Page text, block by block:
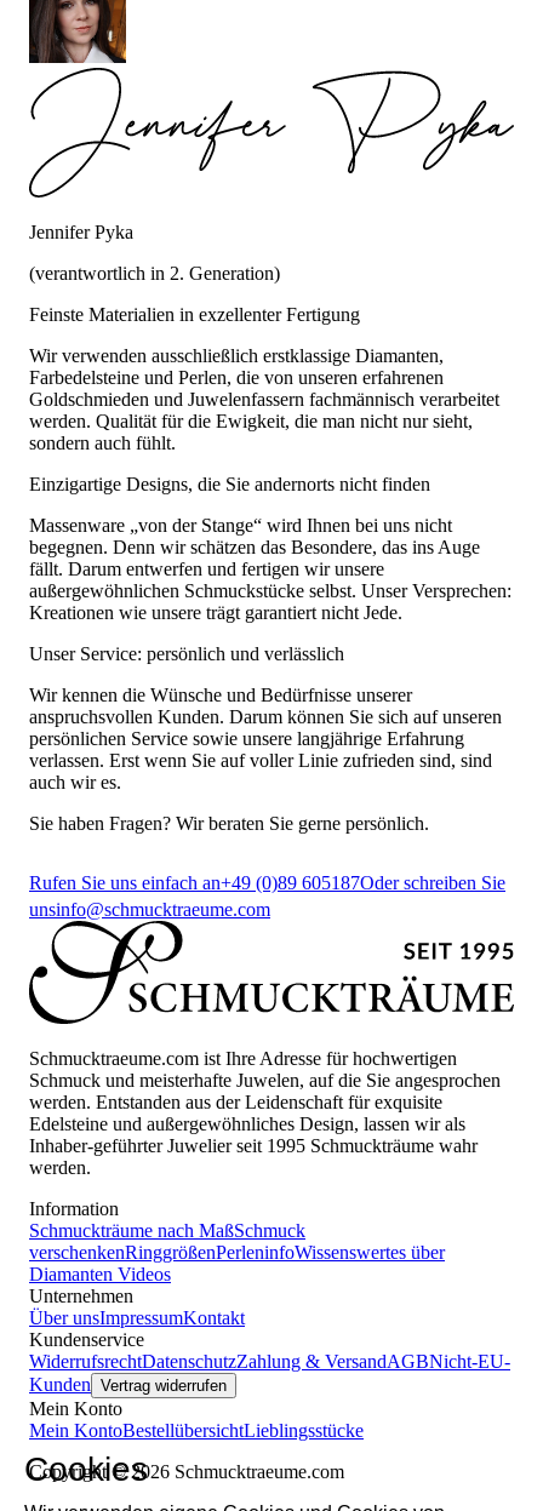
Jennifer Pyka
(verantwortlich in 2. Generation)
Feinste Materialien in exzellenter Fertigung
Wir verwenden ausschließlich erstklassige Diamanten,
Farbedelsteine und Perlen, die von unseren erfahrenen
Goldschmieden und Juwelenfassern fachmännisch verarbeitet
werden. Qualität für die Ewigkeit, die man nicht nur sieht,
sondern auch fühlt.
Einzigartige Designs, die Sie andernorts nicht finden
Massenware „von der Stange“ wird Ihnen bei uns nicht
begegnen. Denn wir schätzen das Besondere, das ins Auge
fällt. Darum entwerfen und fertigen wir unsere
außergewöhnlichen Schmuckstücke selbst. Unser Versprechen:
Kreationen wie unsere trägt garantiert nicht Jede.
Unser Service: persönlich und verlässlich
Wir kennen die Wünsche und Bedürfnisse unserer
anspruchsvollen Kunden. Darum können Sie sich auf unseren
persönlichen Service sowie unsere langjährige Erfahrung
verlassen. Erst wenn Sie auf voller Linie zufrieden sind, sind
auch wir es.
Sie haben Fragen? Wir beraten Sie gerne persönlich.
Rufen Sie uns einfach an+49 (0)89 605187Oder schreiben Sie
unsinfo@schmucktraeume.com
Schmucktraeume.com ist Ihre Adresse für hochwertigen
Schmuck und meisterhafte Juwelen, auf die Sie angesprochen
werden. Entstanden aus der Leidenschaft für exquisite
Edelsteine und außergewöhnliches Design, lassen wir als
Inhaber-geführter Juwelier seit 1995 Schmuckträume wahr
werden.
Information
Schmuckträume nach MaßSchmuck
verschenkenRinggrößenPerleninfoWissenswertes über
Diamanten Videos
Unternehmen
Über unsImpressumKontakt
Kundenservice
WiderrufsrechtDatenschutzZahlung & VersandAGBNicht-EU-
Kunden Vertrag widerrufen
Mein Konto
Mein KontoBestellübersichtLieblingsstücke
Copyright © 2026 Schmucktraeume.com
Cookies